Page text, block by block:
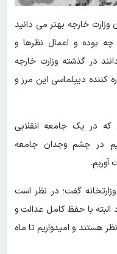
خارجه بهتر می دانید
چه بوده و اعمال نظرها و
در گذشته وزارت خارجه
کننده دیپلماسی این مرز و
که در یک جامعه انقلابی
در چشم‌ وجدان جامعه
گفت؛ در نظر است
با حفظ کامل عدالت و
هستند و امیدواریم تا ماه